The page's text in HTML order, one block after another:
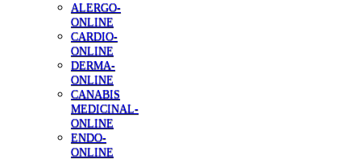
ALERGO-
ONLINE
CARDIO-
ONLINE
DERMA-
ONLINE
CANABIS
MEDICINAL-
ONLINE
ENDO-
ONLINE